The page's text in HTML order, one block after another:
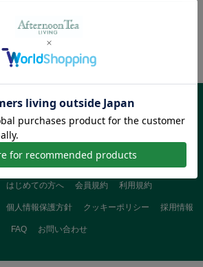
該当商品： 件
はじめての方へ 会員規約 利用規約
個人情報保護方針 クッキーポリシー 採用情報
FAQ お問い合わせ